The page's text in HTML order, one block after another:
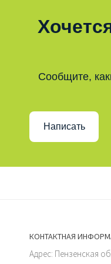
Сообщите,
Написать
КОНТАКТНАЯ
Адрес: Пензенская